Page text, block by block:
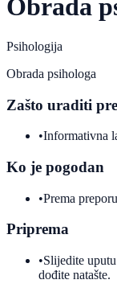
Obrada
Psihologija
Obrada psihologa
Zašto uraditi
•Informativna
Ko je pogodan
•Prema
Priprema
•Slijedite
dođite natašte.